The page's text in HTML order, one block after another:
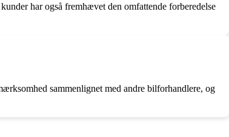
har også fremhævet den omfattende forberedelse
sammenlignet med andre bilforhandlere, og